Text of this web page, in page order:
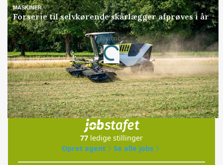
MASKINER
Forserie til selvkørende skårlægger afprøves i år
Annonce
Loading...
Jobs
i samarbejde med
77 ledige stillinger
Opret agent
Se alle jobs